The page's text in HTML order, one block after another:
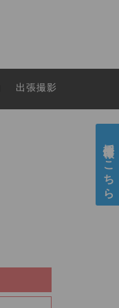
出張撮影
採用情報はこちら